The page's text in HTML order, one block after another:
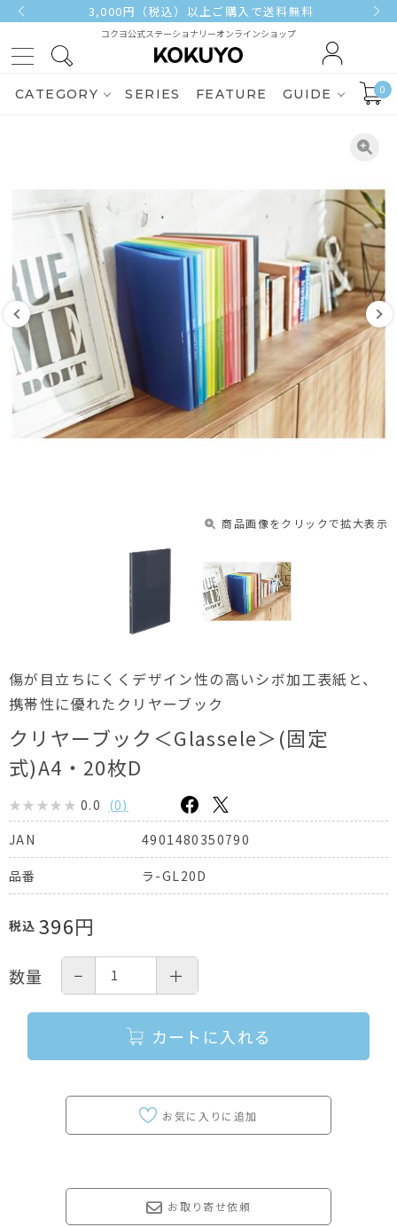
3,000円（税込）以上ご購入で送料無料
コクヨ公式ステーショナリーオンラインショップ
CATEGORY SERIES FEATURE GUIDE 0
商品画像をクリックで拡大表示
傷が目立ちにくくデザイン性の高いシボ加工表紙と、
携帯性に優れたクリヤーブック
クリヤーブック＜Glassele＞(固定
式)A4・20枚D
0.0 (0)
JAN
4901480350790
品番 ラ-GL20D
税込 396円
数量 − ＋
カートに入れる
お取り寄せ依頼